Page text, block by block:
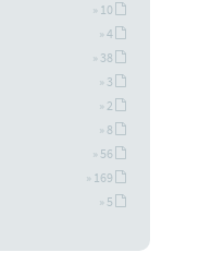
» 10
» 4
» 38
» 3
» 2
» 8
» 56
» 169
» 5